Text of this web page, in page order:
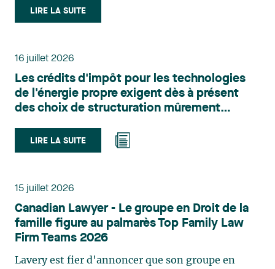
le domaine du droit des technologies. Valérie
Belle-Isle est associée au sein du groupe de droit
principalement sur le droit de l’environnement,
du territoire. Elle conseille et représente une
clientèle publique et privée dans le cadre d’enjeux
touchant notamment les obligations
et de permis, l’application et la contestation de
règlements d’urbanisme, ainsi que les dossiers
municipalités dans la validation juridique de leurs
Reconnue pour son approche à la fois stratégique
et pratique, elle intervient aussi en matière de
taxation municipale et d’évaluation foncière, en
plus de contribuer régulièrement à des
LIRE LA SUITE
16 juillet 2026
Les crédits d'impôt pour les technologies
de l'énergie propre exigent dès à présent
des choix de structuration mûrement
LIRE LA SUITE
15 juillet 2026
Canadian Lawyer - Le groupe en Droit de la
famille figure au palmarès Top Family Law
Firm Teams 2026
Lavery est fier d'annoncer que son groupe en